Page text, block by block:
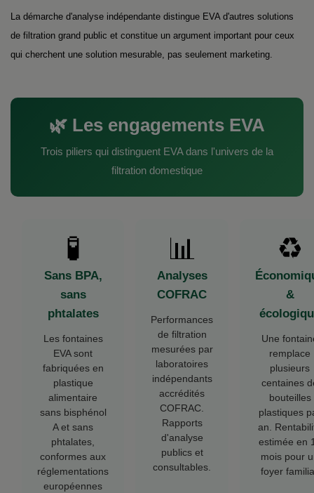
La démarche d'analyse indépendante distingue EVA d'autres solutions
de filtration grand public et constitue un argument important pour ceux
qui cherchent une solution mesurable, pas seulement marketing.
🌿 Les engagements EVA
Trois piliers qui distinguent EVA dans l'univers de la
filtration domestique
🧪
Sans BPA,
sans
phtalates
Les fontaines
EVA sont
fabriquées en
plastique
alimentaire
sans bisphénol
A et sans
phtalates,
conformes aux
réglementations
européennes
📊
Analyses
COFRAC
Performances
de filtration
mesurées par
laboratoires
indépendants
accrédités
COFRAC.
Rapports
d'analyse
publics et
consultables.
♻️
&
Une
remplace
plusieurs
centaines
bouteilles
plastiques
an.
estimée en
mois pour
foyer